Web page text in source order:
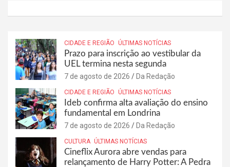
CIDADE E REGIÃO ÚLTIMAS NOTÍCIAS
Prazo para inscrição ao vestibular da
UEL termina nesta segunda
7 de agosto de 2026 Da Redação
CIDADE E REGIÃO ÚLTIMAS NOTÍCIAS
Ideb confirma alta avaliação do ensino
fundamental em Londrina
7 de agosto de 2026 Da Redação
CULTURA ÚLTIMAS NOTÍCIAS
Cineflix Aurora abre vendas para
relançamento de Harry Potter: A Pedra